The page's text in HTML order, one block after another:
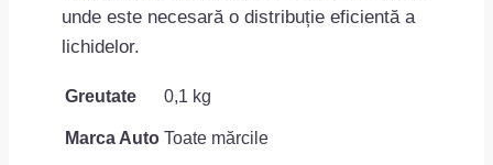
unde este necesară o distribuție eficientă a
lichidelor.
Greutate 0,1 kg
Marca Auto Toate mărcile